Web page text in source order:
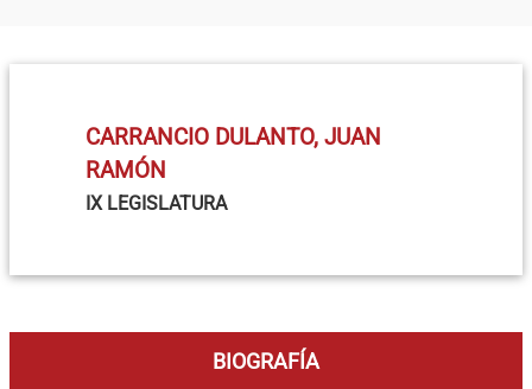
CARRANCIO DULANTO, JUAN
RAMÓN
IX LEGISLATURA
BIOGRAFÍA